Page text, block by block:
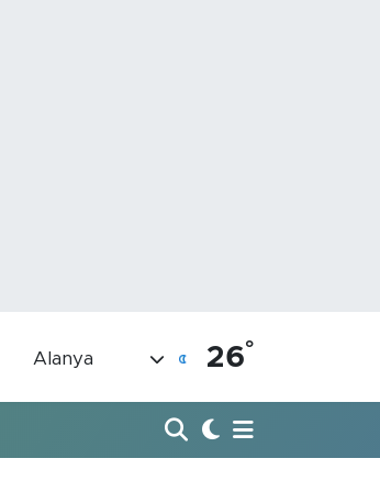
Alanya 26°